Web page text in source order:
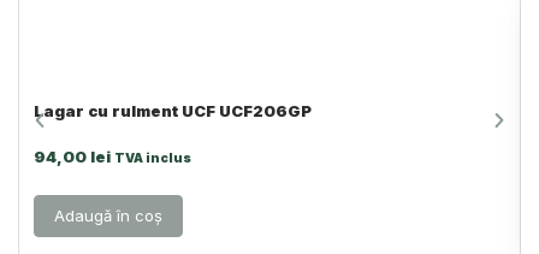
Lagar cu rulment UCF UCF206GP
94,00 lei TVA inclus
Adaugă în coș